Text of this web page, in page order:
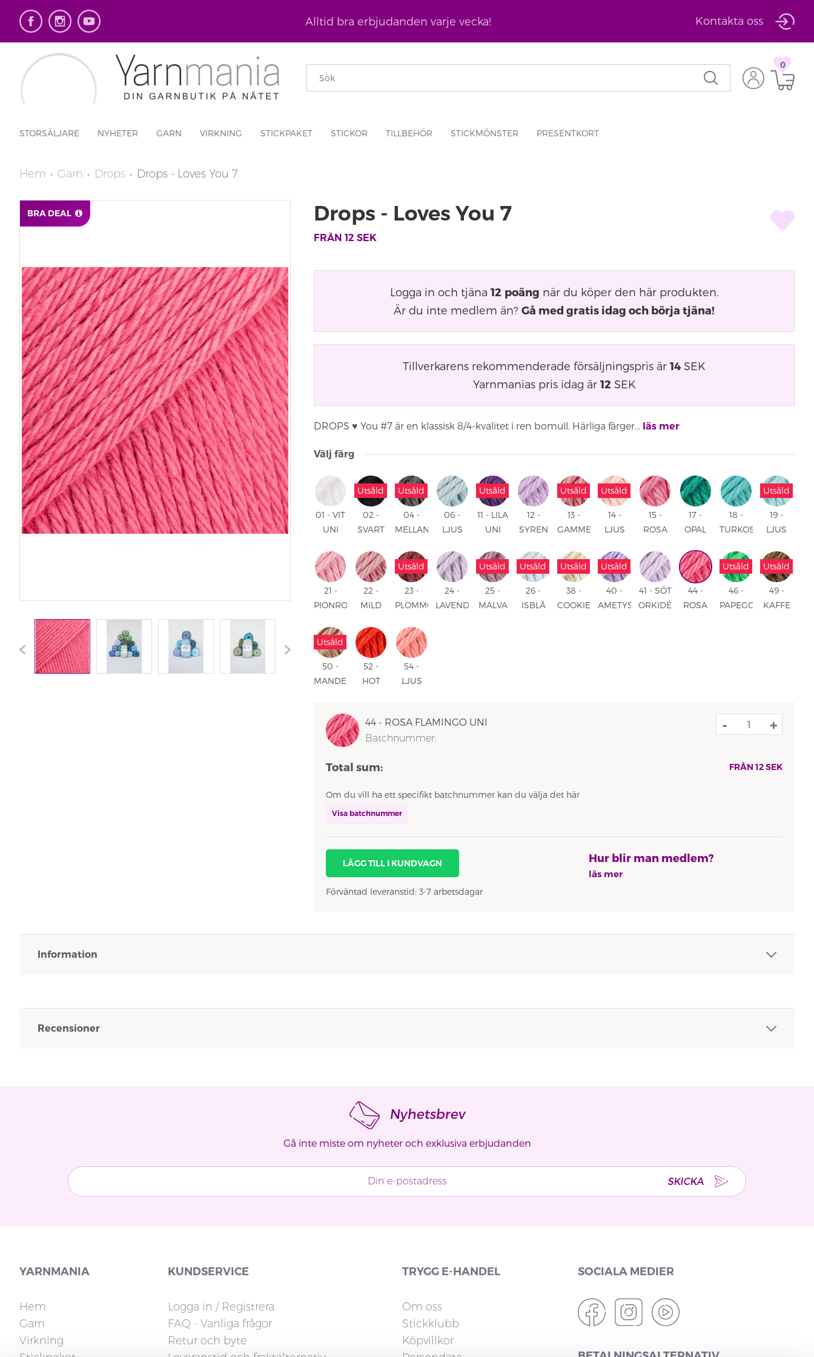
Alltid bra erbjudanden varje vecka! Kontakta oss
0
STORSÄLJARE NYHETER GARN VIRKNING STICKPAKET STICKOR TILLBEHÖR STICKMÖNSTER PRESENTKORT
Hem Garn Drops Drops - Loves You 7
BRA DEAL Drops - Loves You 7
FRÅN 12 SEK
Logga in och tjäna 12 poäng när du köper den här produkten.
Är du inte medlem än?Gå med gratis idag och börja tjäna!
Tillverkarens rekommenderade försäljningspris är14SEK
Yarnmanias pris idag är 12 SEK
DROPS ♥ You #7 är en klassisk 8/4-kvalitet i ren bomull. Härliga färger... läs mer
Välj färg
01 - VIT
UNI
Utsåld
02 -
SVART
Utsåld
04 -
MELLAN
UNI
06 -
LJUS
UNI
Utsåld
11 - LILA
UNI
12 -
SYREN
Utsåld
13 -
GAMMELROSA
Utsåld
14 -
LJUS
UNI
15 -
ROSA
17 -
OPAL
UNI
18 -
TURKOS
Utsåld
19 -
LJUS
UNI
21 -
PIONROSA
22 -
MILD
UNI
Utsåld
23 -
PLOMMON
24 -
LAVENDEL
Utsåld
25 -
MALVA
Utsåld
26 -
ISBLÅ
Utsåld
38 -
COOKIES
Utsåld
40 -
AMETYST
41 - SÖT
ORKIDÉ
44 -
ROSA
Utsåld
46 -
PAPEGOJGRÖN
Utsåld
49 -
KAFFE
Utsåld
50 -
MANDEL
52 -
HOT
54 -
LJUS
44 - ROSA FLAMINGO UNI
Batchnummer:
- +
Total sum: FRÅN 12SEK
Om du vill ha ett specifikt batchnummer kan du välja det här
Visa batchnummer
LÄGG TILL I KUNDVAGN
Förväntad leveranstid: 3-7 arbetsdagar
Hur blir man medlem?
läs mer
Information
Recensioner
Nyhetsbrev
Gå inte miste om nyheter och exklusiva erbjudanden
SKICKA
YARNMANIA
Hem
Garn
Virkning
KUNDSERVICE
Logga in / Registrera
FAQ - Vanliga frågor
Retur och byte
TRYGG E-HANDEL
Om oss
Stickklubb
Köpvillkor
SOCIALA MEDIER